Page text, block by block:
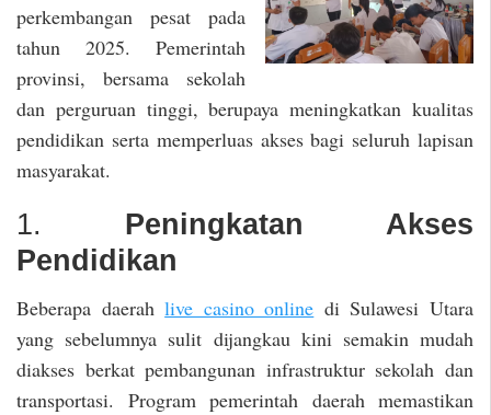
perkembangan pesat pada
tahun 2025. Pemerintah
provinsi, bersama sekolah
dan perguruan tinggi, berupaya meningkatkan kualitas
pendidikan serta memperluas akses bagi seluruh lapisan
masyarakat.
1. Peningkatan Akses
Pendidikan
Beberapa daerahlive casino online di Sulawesi Utara
yang sebelumnya sulit dijangkau kini semakin mudah
diakses berkat pembangunan infrastruktur sekolah dan
transportasi. Program pemerintah daerah memastikan